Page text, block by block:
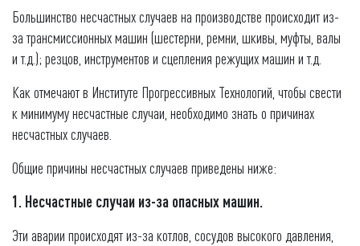
Большинство несчастных случаев на производстве происходит из-
за трансмиссионных машин (шестерни, ремни, шкивы, муфты, валы
и т.д.); резцов, инструментов и сцепления режущих машин и т.д.
Как отмечают в Институте Прогрессивных Технологий, чтобы свести
к минимуму несчастные случаи, необходимо знать о причинах
несчастных случаев.
Общие причины несчастных случаев приведены ниже:
1. Несчастные случаи из-за опасных машин.
Эти аварии происходят из-за котлов, сосудов высокого давления,